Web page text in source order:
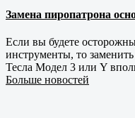
Замена пиропатрона
Если вы будете
инструменты, то
Тесла Модел 3 или Y
Больше новостей